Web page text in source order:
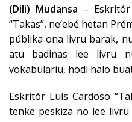
(Dili) Mudansa –
“Takas”, ne’ebé hetan
públika ona livru barak,
atu badinas lee livru
vokabulariu, hodi halo
Eskritór Luís Cardoso
tenke peskiza no lee